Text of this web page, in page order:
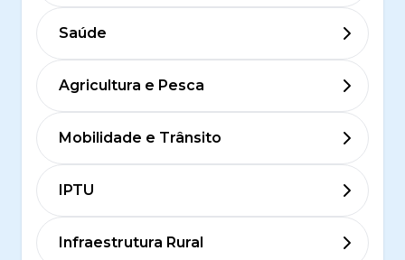
Saúde
Agricultura e Pesca
Mobilidade e Trânsito
IPTU
Infraestrutura Rural